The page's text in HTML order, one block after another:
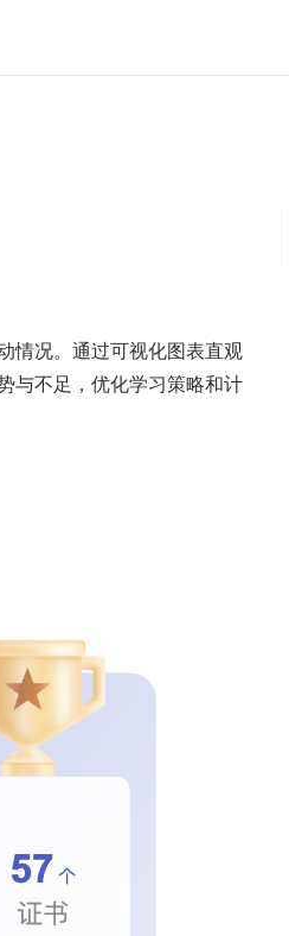
情况。通过可视化图表直观
与不足，优化学习策略和计